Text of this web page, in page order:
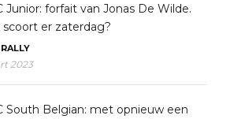
Junior: forfait van Jonas De Wilde.
scoort er zaterdag?
RALLY
2023
South Belgian: met opnieuw een